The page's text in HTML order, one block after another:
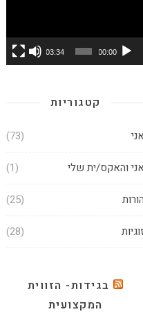
00:00
03:34
קטגוריות
אני (73)
אני והאקס/ית שלי (1)
הורות (25)
זוגיות (28)
בגידות- הזווית
המקצועית